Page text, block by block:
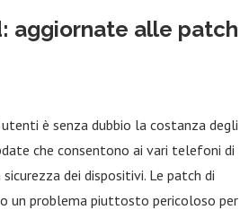
aggiornate alle patch
è senza dubbio la costanza degli
che consentono ai vari telefoni di
dei dispositivi. Le patch di
un problema piuttosto pericoloso per